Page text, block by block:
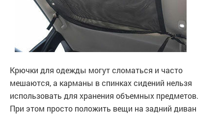
Крючки для одежды могут сломаться и часто
мешаются, а карманы в спинках сидений нельзя
использовать для хранения объемных предметов.
При этом просто положить вещи на задний диван